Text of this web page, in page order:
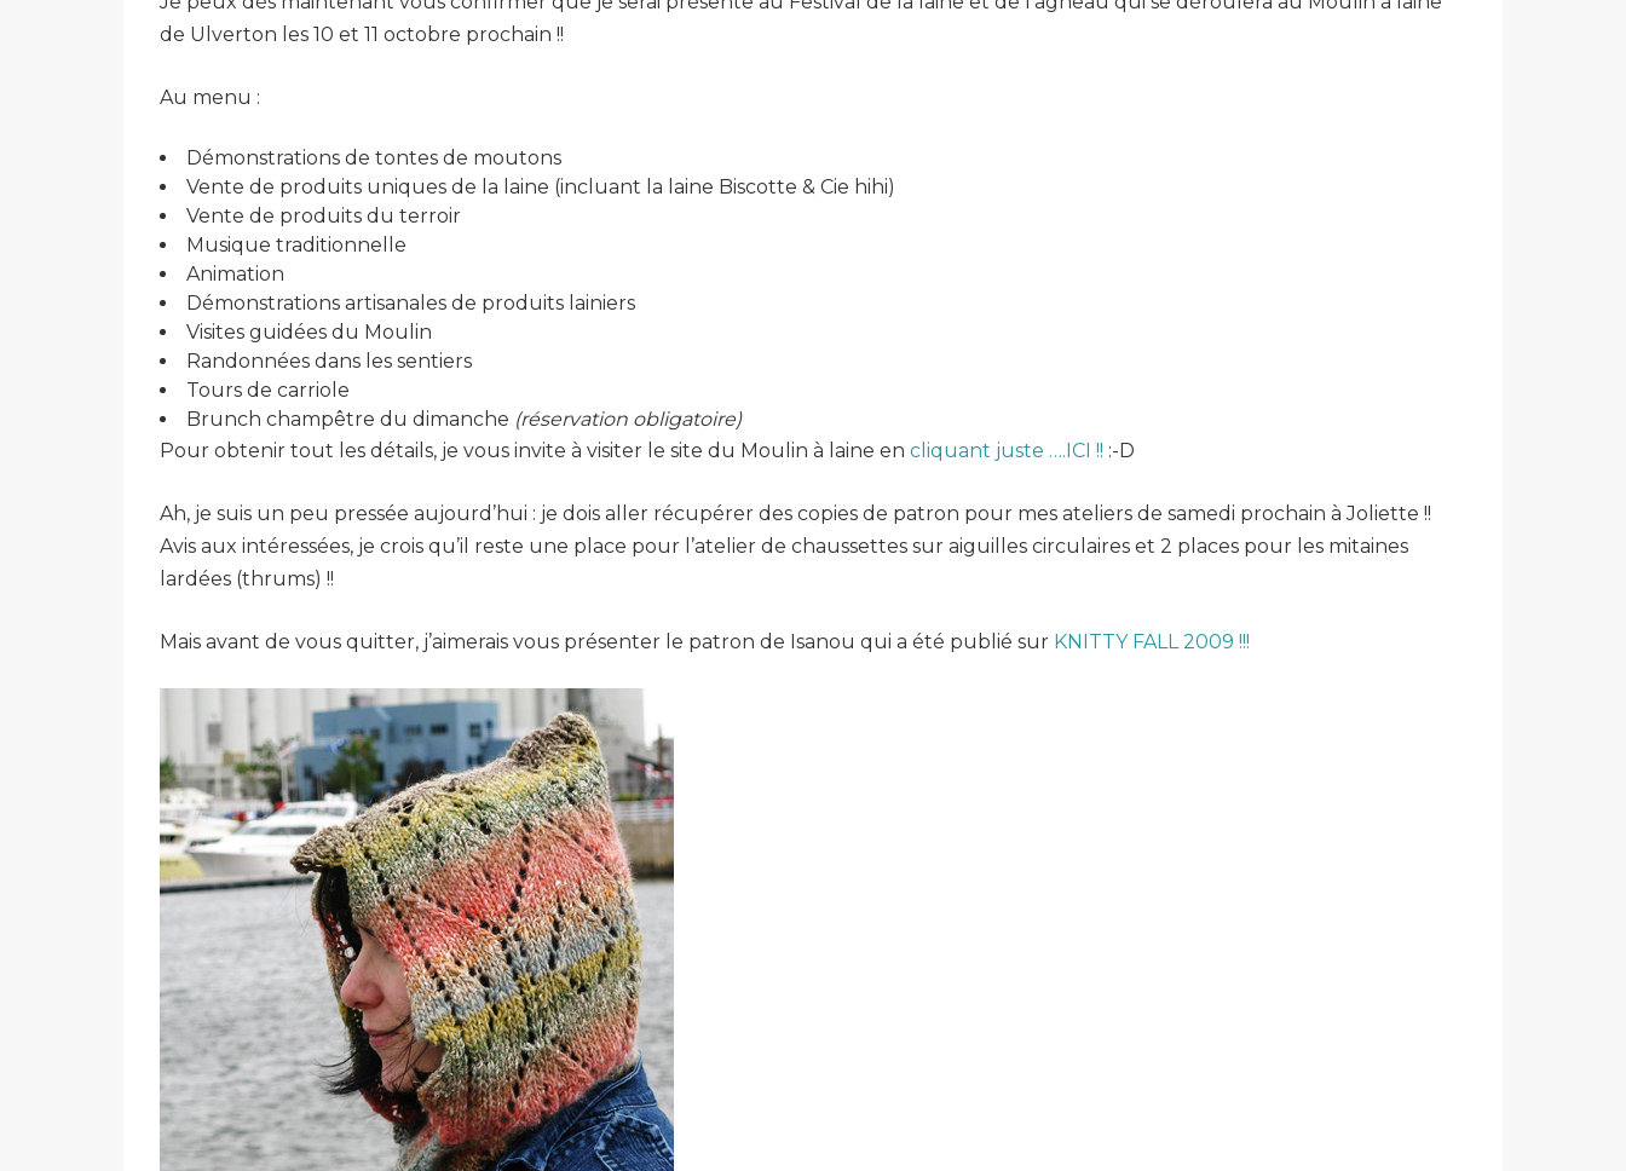
de Ulverton les 10 et 11 octobre prochain !!
Au menu :
Démonstrations de tontes de moutons
Vente de produits uniques de la laine (incluant la laine Biscotte & Cie hihi)
Vente de produits du terroir
Musique traditionnelle
Animation
Démonstrations artisanales de produits lainiers
Visites guidées du Moulin
Randonnées dans les sentiers
Tours de carriole
Brunch champêtre du dimanche (réservation obligatoire)
Pour obtenir tout les détails, je vous invite à visiter le site du Moulin à laine en cliquant juste ….ICI !! :-D
Ah, je suis un peu pressée aujourd’hui : je dois aller récupérer des copies de patron pour mes ateliers de samedi prochain à Joliette !!
Avis aux intéressées, je crois qu’il reste une place pour l’atelier de chaussettes sur aiguilles circulaires et 2 places pour les mitaines
lardées (thrums) !!
Mais avant de vous quitter, j’aimerais vous présenter le patron de Isanou qui a été publié sur KNITTY FALL 2009 !!!